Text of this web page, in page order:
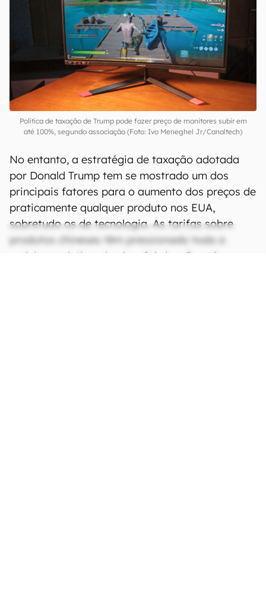
Política de taxação de Trump pode fazer preço de monitores subir em
até 100%, segundo associação (Foto: Ivo Meneghel Jr/Canaltech)
No entanto, a estratégia de taxação adotada
por Donald Trump tem se mostrado um dos
principais fatores para o aumento dos preços de
praticamente qualquer produto nos EUA,
sobretudo os de tecnologia. As tarifas sobre
produtos chineses têm pressionado toda a
cadeia produtiva, desde a fabricação até a